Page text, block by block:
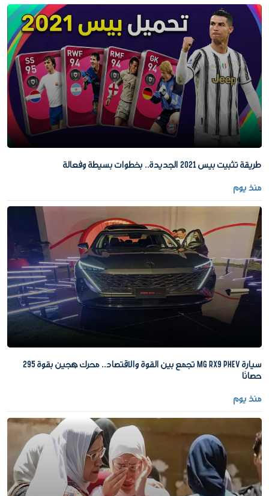
طريقة تثبيت بيس 2021 الجديدة.. بخطوات بسيطة وفعالة
منذ يوم
سيارة MG RX9 PHEV تجمع بين القوة والاقتصاد.. محرك هجين بقوة 295
حصانًا
منذ يوم